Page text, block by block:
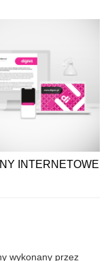
INTERNETOWE
wykonany przez